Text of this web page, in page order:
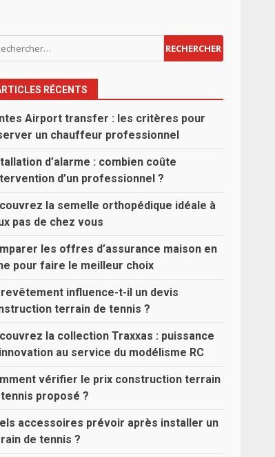
:
RÉCENTS
Airport transfer : les critères pour
un chauffeur professionnel
d’alarme : combien coûte
d’un professionnel ?
la semelle orthopédique idéale à
pas de chez vous
les offres d’assurance maison en
pour faire le meilleur choix
influence-t-il un devis
terrain de tennis ?
la collection Traxxas : puissance
au service du modélisme RC
vérifier le prix construction terrain
proposé ?
accessoires prévoir après installer un
de tennis ?